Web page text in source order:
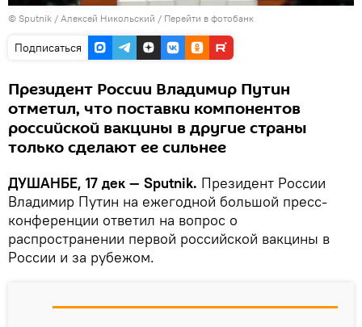
© Sputnik / Алексей Никольский / Перейти в фотобанк
Подписаться
Президент России Владимир Путин
отметил, что поставки компонентов
российской вакцины в другие страны
только сделают ее сильнее
ДУШАНБЕ, 17 дек — Sputnik. Президент России
Владимир Путин на ежегодной большой пресс-
конференции ответил на вопрос о
распространении первой российской вакцины в
России и за рубежом.